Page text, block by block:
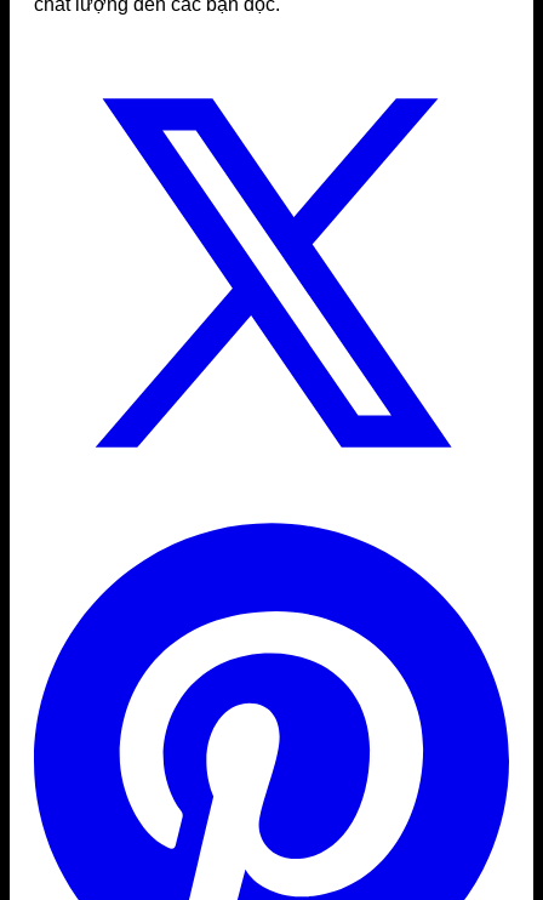
chất lượng đến các bạn đọc.